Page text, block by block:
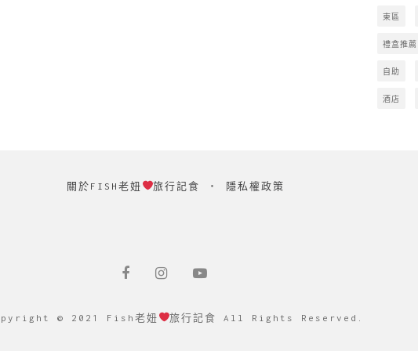
東區
禮盒推薦
自助
酒店
關於FISH老妞 旅行記食 ‧ 隱私權政策
© 2021 Fish老妞 旅行記食 All Rights Reserved.